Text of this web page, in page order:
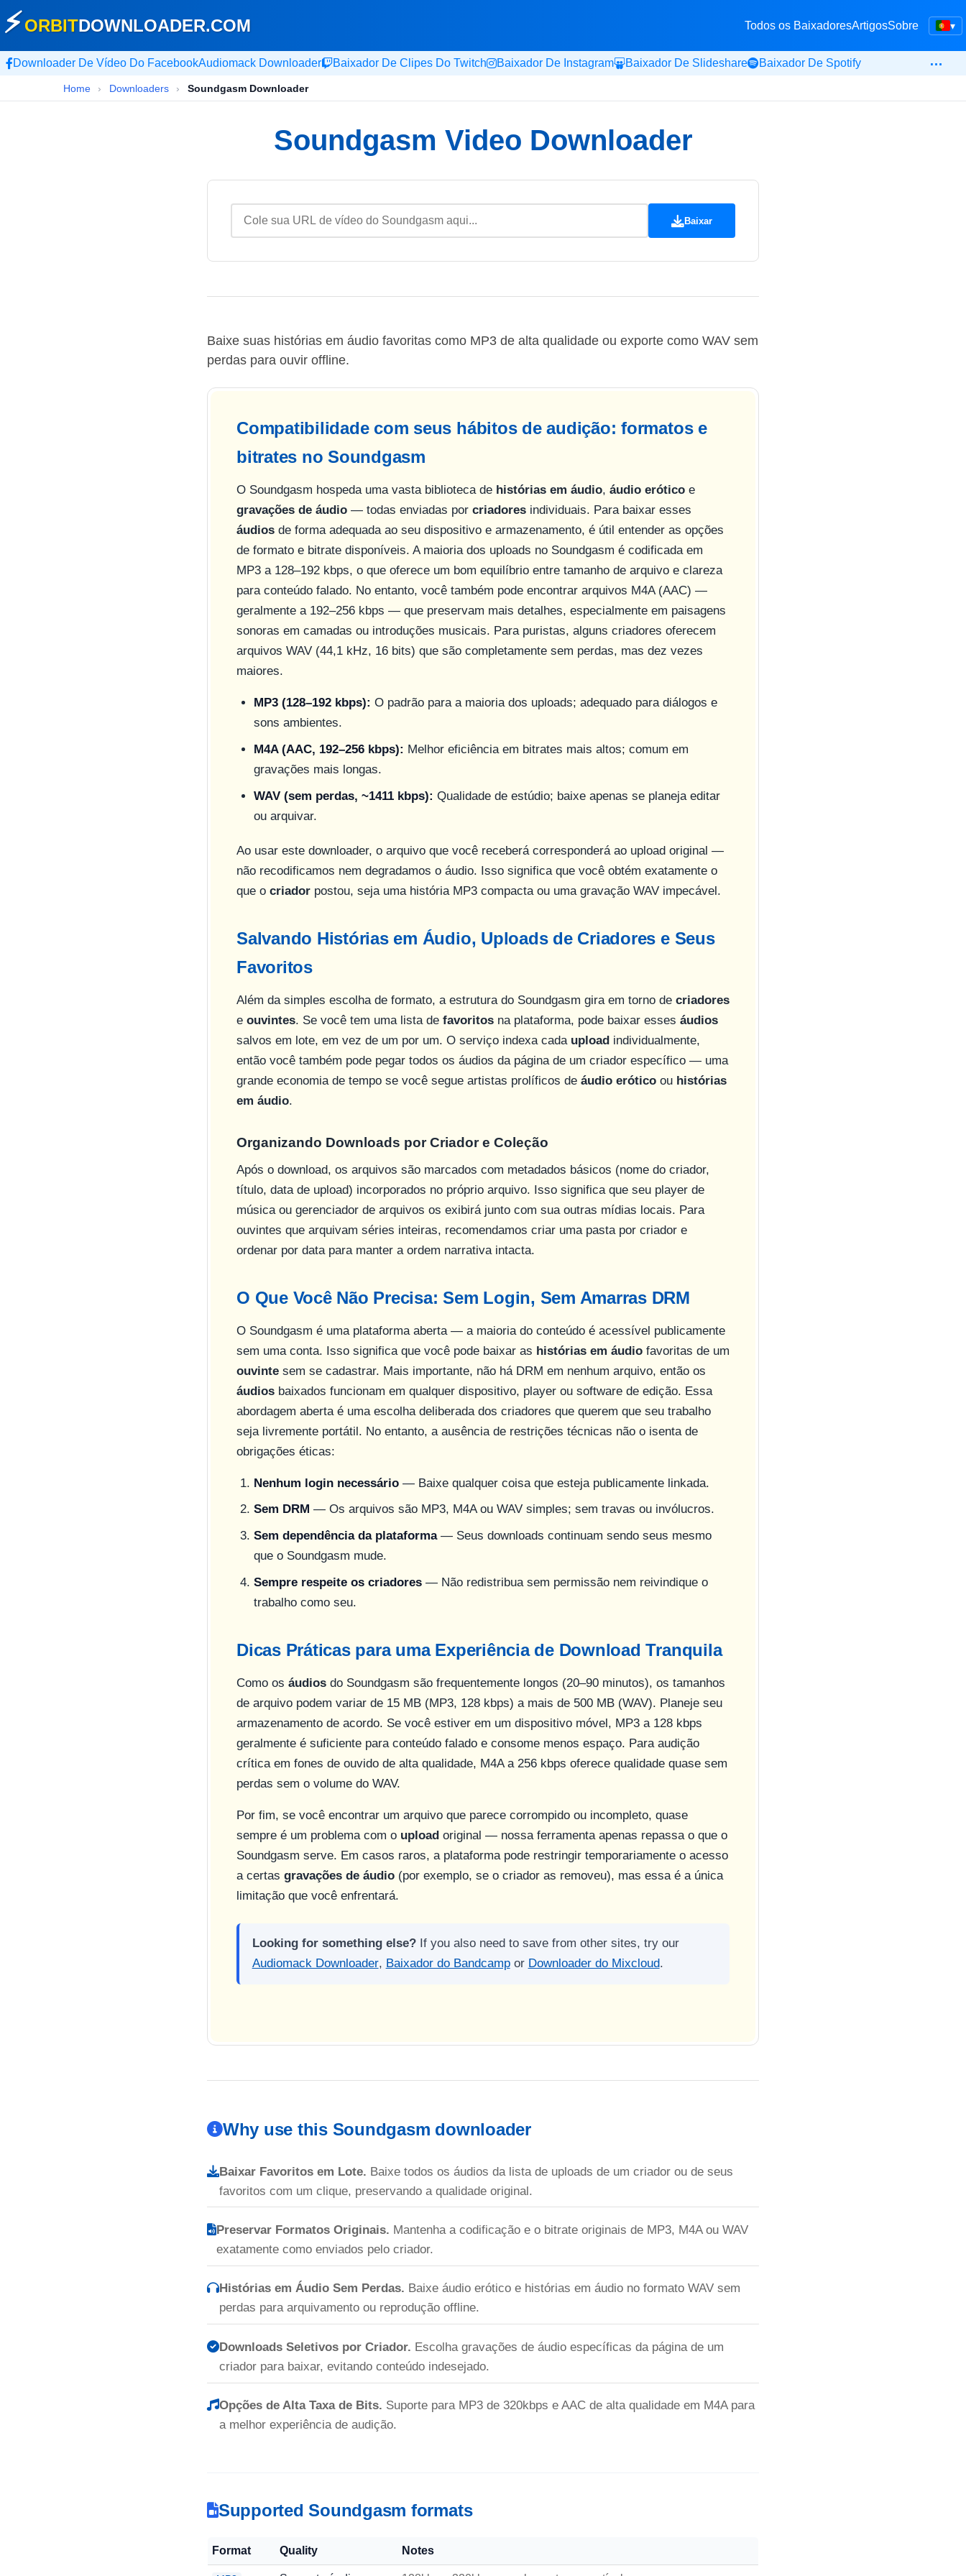
▾
⚡ORBITDOWNLOADER.COM Todos os BaixadoresArtigosSobre
Downloader De Vídeo Do FacebookAudiomack Downloader Baixador De Clipes Do Twitch Baixador De Instagram Baixador De Slideshare Baixador De Spotify …
Home › Downloaders › Soundgasm Downloader
Soundgasm Video Downloader
Baixar
Baixe suas histórias em áudio favoritas como MP3 de alta qualidade ou exporte como WAV sem
perdas para ouvir offline.
Compatibilidade com seus hábitos de audição: formatos e
bitrates no Soundgasm
O Soundgasm hospeda uma vasta biblioteca de histórias em áudio, áudio erótico e
gravações de áudio — todas enviadas por criadores individuais. Para baixar esses
áudios de forma adequada ao seu dispositivo e armazenamento, é útil entender as opções
de formato e bitrate disponíveis. A maioria dos uploads no Soundgasm é codificada em
MP3 a 128–192 kbps, o que oferece um bom equilíbrio entre tamanho de arquivo e clareza
para conteúdo falado. No entanto, você também pode encontrar arquivos M4A (AAC) —
geralmente a 192–256 kbps — que preservam mais detalhes, especialmente em paisagens
sonoras em camadas ou introduções musicais. Para puristas, alguns criadores oferecem
arquivos WAV (44,1 kHz, 16 bits) que são completamente sem perdas, mas dez vezes
maiores.
MP3 (128–192 kbps): O padrão para a maioria dos uploads; adequado para diálogos e
sons ambientes.
M4A (AAC, 192–256 kbps): Melhor eficiência em bitrates mais altos; comum em
gravações mais longas.
WAV (sem perdas, ~1411 kbps): Qualidade de estúdio; baixe apenas se planeja editar
ou arquivar.
Ao usar este downloader, o arquivo que você receberá corresponderá ao upload original —
não recodificamos nem degradamos o áudio. Isso significa que você obtém exatamente o
que o criador postou, seja uma história MP3 compacta ou uma gravação WAV impecável.
Salvando Histórias em Áudio, Uploads de Criadores e Seus
Favoritos
Além da simples escolha de formato, a estrutura do Soundgasm gira em torno de criadores
e ouvintes. Se você tem uma lista de favoritos na plataforma, pode baixar esses áudios
salvos em lote, em vez de um por um. O serviço indexa cada upload individualmente,
então você também pode pegar todos os áudios da página de um criador específico — uma
grande economia de tempo se você segue artistas prolíficos de áudio erótico ou histórias
em áudio.
Organizando Downloads por Criador e Coleção
Após o download, os arquivos são marcados com metadados básicos (nome do criador,
título, data de upload) incorporados no próprio arquivo. Isso significa que seu player de
música ou gerenciador de arquivos os exibirá junto com sua outras mídias locais. Para
ouvintes que arquivam séries inteiras, recomendamos criar uma pasta por criador e
ordenar por data para manter a ordem narrativa intacta.
O Que Você Não Precisa: Sem Login, Sem Amarras DRM
O Soundgasm é uma plataforma aberta — a maioria do conteúdo é acessível publicamente
sem uma conta. Isso significa que você pode baixar as histórias em áudio favoritas de um
ouvinte sem se cadastrar. Mais importante, não há DRM em nenhum arquivo, então os
áudios baixados funcionam em qualquer dispositivo, player ou software de edição. Essa
abordagem aberta é uma escolha deliberada dos criadores que querem que seu trabalho
seja livremente portátil. No entanto, a ausência de restrições técnicas não o isenta de
obrigações éticas:
Nenhum login necessário — Baixe qualquer coisa que esteja publicamente linkada.
Sem DRM — Os arquivos são MP3, M4A ou WAV simples; sem travas ou invólucros.
Sem dependência da plataforma— Seus downloads continuam sendo seus mesmo
que o Soundgasm mude.
Sempre respeite os criadores — Não redistribua sem permissão nem reivindique o
trabalho como seu.
Dicas Práticas para uma Experiência de Download Tranquila
Como os áudios do Soundgasm são frequentemente longos (20–90 minutos), os tamanhos
de arquivo podem variar de 15 MB (MP3, 128 kbps) a mais de 500 MB (WAV). Planeje seu
armazenamento de acordo. Se você estiver em um dispositivo móvel, MP3 a 128 kbps
geralmente é suficiente para conteúdo falado e consome menos espaço. Para audição
crítica em fones de ouvido de alta qualidade, M4A a 256 kbps oferece qualidade quase sem
perdas sem o volume do WAV.
Por fim, se você encontrar um arquivo que parece corrompido ou incompleto, quase
sempre é um problema com o upload original — nossa ferramenta apenas repassa o que o
Soundgasm serve. Em casos raros, a plataforma pode restringir temporariamente o acesso
a certas gravações de áudio (por exemplo, se o criador as removeu), mas essa é a única
limitação que você enfrentará.
Looking for something else?If you also need to save from other sites, try our
Audiomack Downloader, Baixador do Bandcampor Downloader do Mixcloud.
Why use this Soundgasm downloader
Baixar Favoritos em Lote. Baixe todos os áudios da lista de uploads de um criador ou de seus
favoritos com um clique, preservando a qualidade original.
Preservar Formatos Originais. Mantenha a codificação e o bitrate originais de MP3, M4A ou WAV
exatamente como enviados pelo criador.
Histórias em Áudio Sem Perdas. Baixe áudio erótico e histórias em áudio no formato WAV sem
perdas para arquivamento ou reprodução offline.
Downloads Seletivos por Criador. Escolha gravações de áudio específicas da página de um
criador para baixar, evitando conteúdo indesejado.
Opções de Alta Taxa de Bits. Suporte para MP3 de 320kbps e AAC de alta qualidade em M4A para
a melhor experiência de audição.
Supported Soundgasm formats
Format Quality Notes